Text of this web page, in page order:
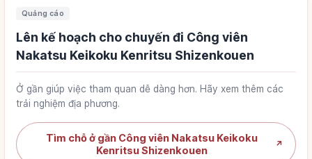
Quảng cáo
Lên kế hoạch cho chuyến đi Công viên
Nakatsu Keikoku Kenritsu Shizenkouen
Ở gần giúp việc tham quan dễ dàng hơn. Hãy xem thêm các
trải nghiệm địa phương.
Tìm chỗ ở gần Công viên Nakatsu Keikoku
Kenritsu Shizenkouen
↗